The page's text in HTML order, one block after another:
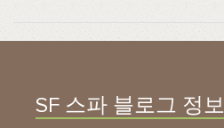
SF 스파 블로그 정보